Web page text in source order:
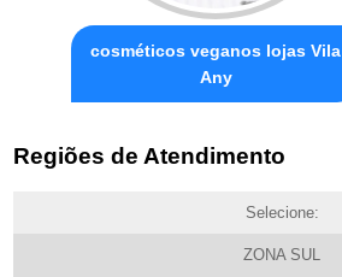
cosméticos veganos lojas Vila
Any
Regiões de Atendimento
Selecione:
ZONA SUL